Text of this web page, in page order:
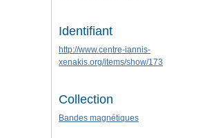
Identifiant
http://www.centre-iannis-
xenakis.org/items/show/173
Collection
Bandes magnétiques